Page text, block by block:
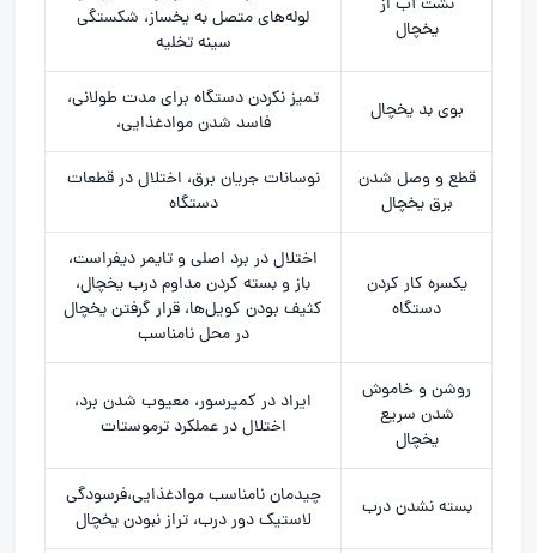
یخچال
لوله‌های متصل به یخساز، شکستگی
سینه تخلیه
بوی بد یخچال
تمیز نکردن دستگاه برای مدت طولانی،
فاسد شدن موادغذایی،
قطع و وصل شدن
برق یخچال
نوسانات جریان برق، اختلال در قطعات
دستگاه
یکسره کار کردن
دستگاه
اختلال در برد اصلی و تایمر دیفراست،
باز و بسته کردن مداوم درب یخچال،
کثیف بودن کویل‌ها، قرار گرفتن یخچال
در محل نامناسب
روشن و خاموش
شدن سریع
یخچال
ایراد در کمپرسور، معیوب شدن برد،
اختلال در عملکرد ترموستات
بسته نشدن درب
چیدمان نامناسب موادغذایی،فرسودگی
لاستیک دور درب، تراز نبودن یخچال